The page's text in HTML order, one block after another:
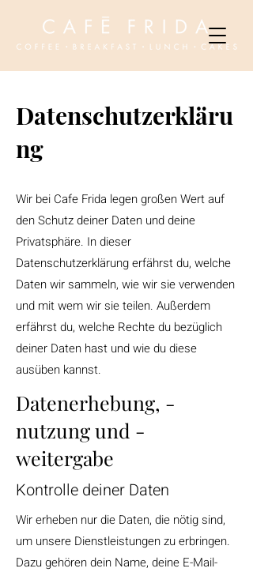
Datenschutzerkläru
ng
Wir bei Cafe Frida legen großen Wert auf
den Schutz deiner Daten und deine
Privatsphäre. In dieser
Datenschutzerklärung erfährst du, welche
Daten wir sammeln, wie wir sie verwenden
und mit wem wir sie teilen. Außerdem
erfährst du, welche Rechte du bezüglich
deiner Daten hast und wie du diese
ausüben kannst.
Datenerhebung, -
nutzung und -
weitergabe
Kontrolle deiner Daten
Wir erheben nur die Daten, die nötig sind,
um unsere Dienstleistungen zu erbringen.
Dazu gehören dein Name, deine E-Mail-